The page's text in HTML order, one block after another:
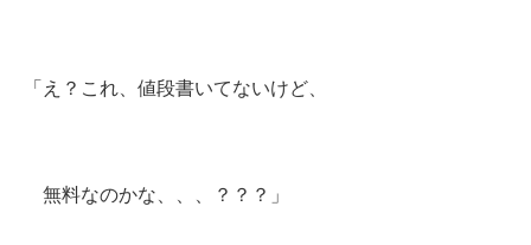
「え？これ、値段書いてないけど、
無料なのかな、、、？？？」